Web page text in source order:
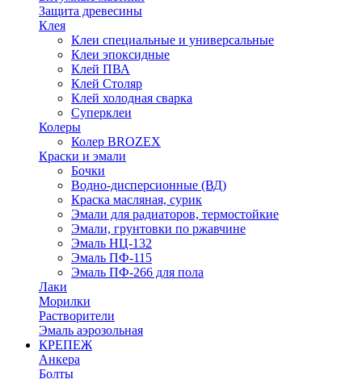
Защита древесины
Клея
Клеи специальные и универсальные
Клеи эпоксидные
Клей ПВА
Клей Столяр
Клей холодная сварка
Суперклеи
Колеры
Колер BROZEX
Краски и эмали
Бочки
Водно-дисперсионные (ВД)
Краска масляная, сурик
Эмали для радиаторов, термостойкие
Эмали, грунтовки по ржавчине
Эмаль НЦ-132
Эмаль ПФ-115
Эмаль ПФ-266 для пола
Лаки
Морилки
Растворители
Эмаль аэрозольная
КРЕПЕЖ
Анкера
Болты